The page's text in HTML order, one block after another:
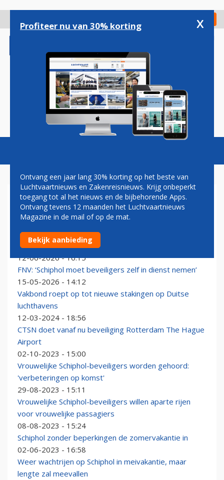
gaan
Check in
Magazine Podcasts Vacatures
BEVEILIGERS
Boze beveiligers eisen betere
arbeidsomstandigheden van Schiphol-directie
12-06-2026 - 16:15
FNV: ‘Schiphol moet beveiligers zelf in dienst nemen’
15-05-2026 - 14:12
Vakbond roept op tot nieuwe stakingen op Duitse
luchthavens
12-03-2024 - 18:56
CTSN doet vanaf nu beveiliging Rotterdam The Hague
Airport
02-10-2023 - 15:00
Vrouwelijke Schiphol-beveiligers worden gehoord:
'verbeteringen op komst'
29-08-2023 - 15:11
Vrouwelijke Schiphol-beveiligers willen aparte rijen
voor vrouwelijke passagiers
08-08-2023 - 15:24
Schiphol zonder beperkingen de zomervakantie in
02-06-2023 - 16:58
Weer wachtrijen op Schiphol in meivakantie, maar
lengte zal meevallen
Profiteer nu van 30% korting x
Ontvang een jaar lang 30% korting op het beste van
Luchtvaartnieuws en Zakenreisnieuws. Krijg onbeperkt
toegang tot al het nieuws en de bijbehorende Apps.
Ontvang tevens 12 maanden het Luchtvaartnieuws
Magazine in de mail of op de mat.
Bekijk aanbieding